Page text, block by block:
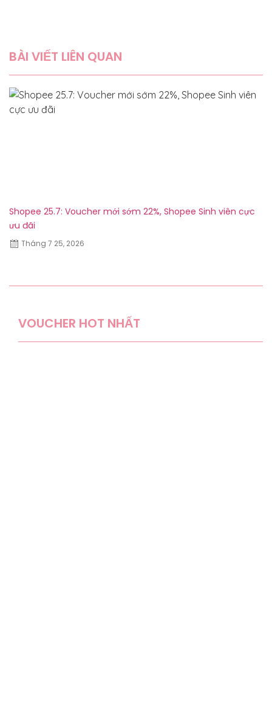
BÀI VIẾT LIÊN QUAN
Shopee 25.7: Voucher mới sớm 22%, Shopee Sinh viên cực
ưu đãi
Tháng 7 25, 2026
VOUCHER HOT NHẤT